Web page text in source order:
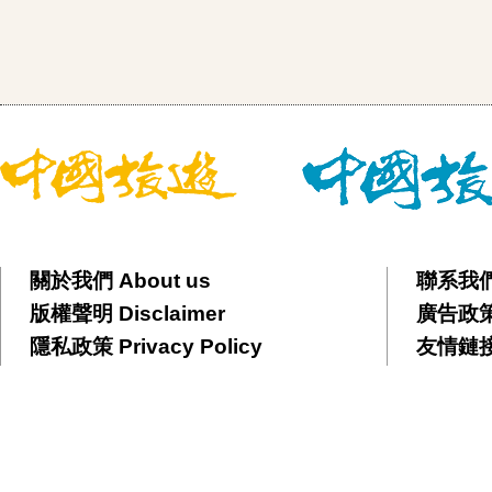
關於我們 About us
版權聲明 Disclaimer
隱私政策 Privacy Policy
聯系我
廣告政
友情鏈